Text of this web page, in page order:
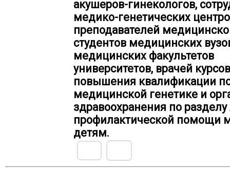
акушеров-гинекологов,
медико-генетических
преподавателей
студентов медицинских
медицинских факультетов
университетов, врачей курсов
повышения квалификации
медицинской генетике и
здравоохранения по
профилактической помощи
детям.